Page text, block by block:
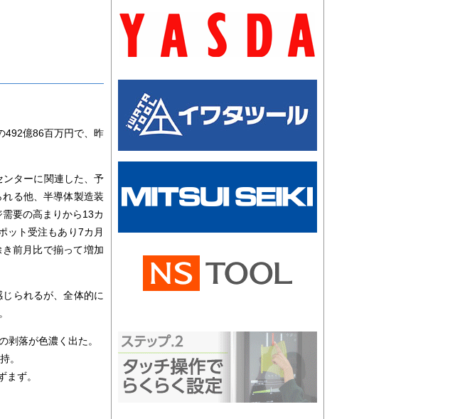
492億86百万円で、昨
ターに関連した、予
る他、半導体製造装
要の高まりから13カ
ット受注もあり7カ月
前月比で揃って増加
られるが、全体的に
落が色濃く出た。
。
ず。